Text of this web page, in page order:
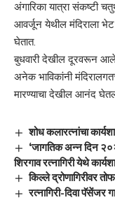
अंगारिका यात्रा संकष्टी
आवर्जून येथील मंदिराला
घेतात.
बुधवारी देखील दूरवरून
अनेक भाविकांनी
मारण्याचा देखील आनंद
शोध कलारत्नांचा
‘जागतिक अन्न दिन
शिरगाव रत्नागिरी येथे
किल्ले द्रोणागिरीवर
रत्नागिरी-दिवा पॅसेंजर